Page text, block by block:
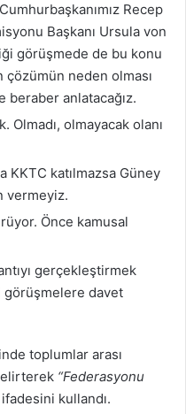
Recep
Başkanı Ursula von
görüşmede de bu konu
neden olması
anlatacağız.
Olmadı, olmayacak olanı
KKTC katılmazsa Güney
vermeyiz.
Önce kamusal
gerçekleştirmek
görüşmelere davet
toplumlar arası
“Federasyonu
ifadesini kullandı.